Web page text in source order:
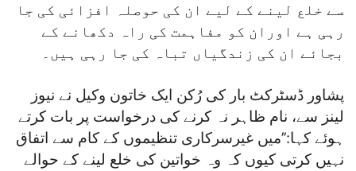
سے خلع لینے کے لیے ان کی حوصلہ افزائی کی جا
رہی ہے اوران کو مفاہمت کی راہ دکھانے کے
بجائے ان کی زندگیاں تباہ کی جا رہی ہیں۔
پشاور ڈسٹرکٹ بار کی رُکن ایک خاتون وکیل نے نیوز
لینز سے، نام ظاہر نہ کرنے کی درخواست پر بات کرتے
ہوئے کہا:’’میں غیرسرکاری تنظیموں کے کام سے اتفاق
نہیں کرتی کیوں کہ وہ خواتین کی خلع لینے کے حوالے